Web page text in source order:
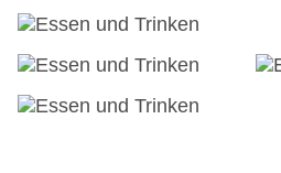
Garten: ohne Gebühr
Hoteleröffnung: 2008
WLAN/WiFi im Hotel